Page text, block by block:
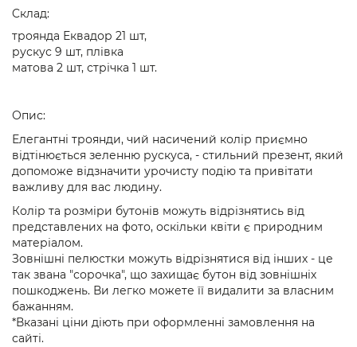
Cклад:
троянда Еквадор 21 шт,
рускус 9 шт, плівка
матова 2 шт, стрічка 1 шт.
Опис:
Елегантні троянди, чий насичений колір приємно
відтінюється зеленню рускуса, - стильний презент, який
допоможе відзначити урочисту подію та привітати
важливу для вас людину.
Колір та розміри бутонів можуть відрізнятись від
представлених на фото, оскільки квіти є природним
матеріалом.
Зовнішні пелюстки можуть відрізнятися від інших - це
так звана "сорочка", що захищає бутон від зовнішніх
пошкоджень. Ви легко можете її видалити за власним
бажанням.
*Вказані ціни діють при оформленні замовлення на
сайті.